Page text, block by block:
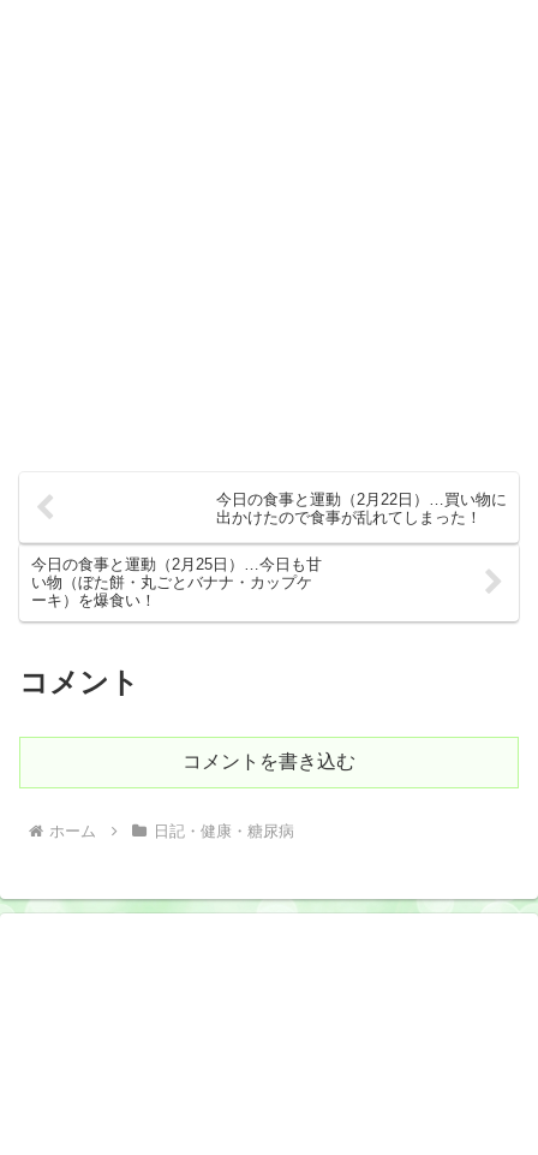
今日の食事と運動（2月22日）…買い物に
出かけたので食事が乱れてしまった！
今日の食事と運動（2月25日）…今日も甘
い物（ぼた餅・丸ごとバナナ・カップケ
ーキ）を爆食い！
コメント
コメントを書き込む
ホーム 日記・健康・糖尿病